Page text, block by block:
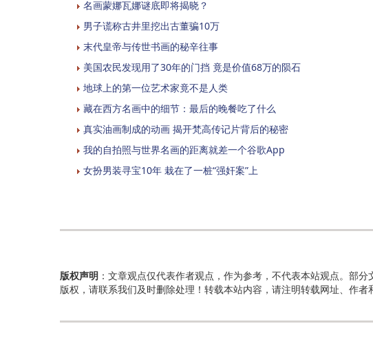
名画蒙娜瓦娜谜底即将揭晓？
男子谎称古井里挖出古董骗10万
末代皇帝与传世书画的秘辛往事
美国农民发现用了30年的门挡 竟是价值68万的陨石
地球上的第一位艺术家竟不是人类
藏在西方名画中的细节：最后的晚餐吃了什么
真实油画制成的动画 揭开梵高传记片背后的秘密
我的自拍照与世界名画的距离就差一个谷歌App
女扮男装寻宝10年 栽在了一桩“强奸案”上
版权声明 ：文章观点仅代表作者观点，作为参考，不代表本站观点。部
版权，请联系我们及时删除处理！转载本站内容，请注明转载网址、作者